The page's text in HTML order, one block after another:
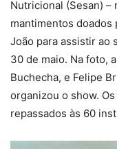
Nutricional (Sesan) –
mantimentos doados
João para assistir ao
30 de maio. Na foto,
Buchecha, e Felipe
organizou o show.
repassados às 60